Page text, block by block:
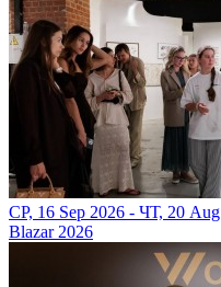
СР, 16 Sep 2026 - ЧТ, 20
Blazar 2026